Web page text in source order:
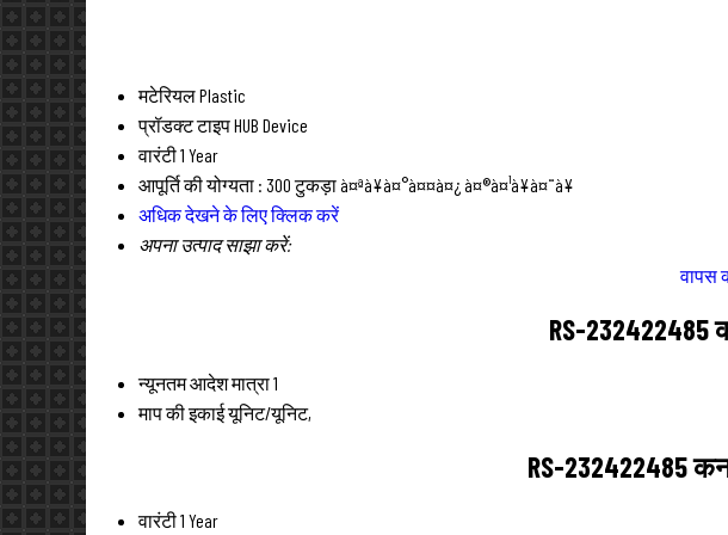
मटेरियलPlastic
प्रॉडक्ट टाइपHUB Device
वारंटी1 Year
आपूर्ति की योग्यता : 300 टुकड़ा à¤ªà¥à¤°à¤¤à¤¿ à¤®à¤¹à¥à¤¨à¥
अधिक देखने के लिए क्लिक करें
अपना उत्पाद साझा करें:
वापस
RS-232422485
न्यूनतम आदेश मात्रा1
माप की इकाईयूनिट/यूनिट,
RS-232422485
वारंटी1 Year